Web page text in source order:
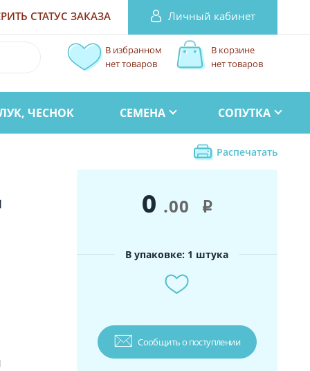
СТАТУС ЗАКАЗА Личный кабинет
В корзине
нет товаров
В избранном
нет товаров
ЧЕСНОК СЕМЕНА СОПУТКА
Распечатать
0 .00 i
В упаковке: 1 штука
Сообщить о поступлении